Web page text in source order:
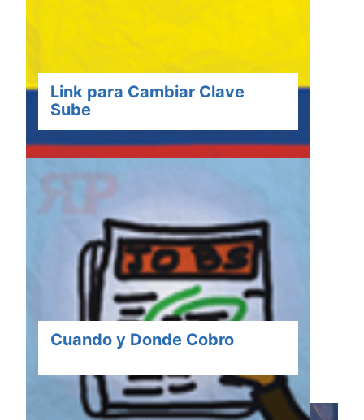
Link para Cambiar Clave
Sube
Cuando y Donde Cobro